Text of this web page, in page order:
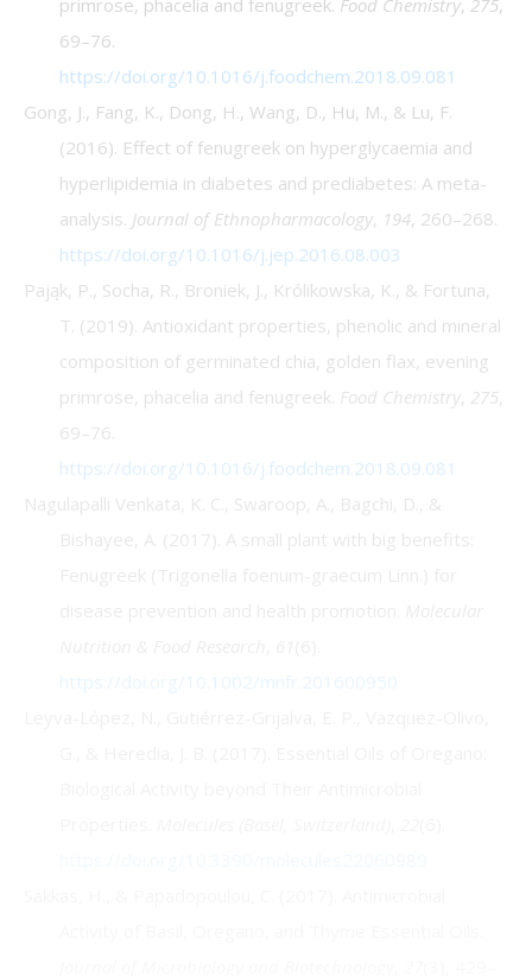
primrose, phacelia and fenugreek. Food Chemistry, 275,
69–76.
https://doi.org/10.1016/j.foodchem.2018.09.081
Gong, J., Fang, K., Dong, H., Wang, D., Hu, M., & Lu, F.
(2016). Effect of fenugreek on hyperglycaemia and
hyperlipidemia in diabetes and prediabetes: A meta-
analysis. Journal of Ethnopharmacology, 194, 260–268.
https://doi.org/10.1016/j.jep.2016.08.003
Pająk, P., Socha, R., Broniek, J., Królikowska, K., & Fortuna,
T. (2019). Antioxidant properties, phenolic and mineral
composition of germinated chia, golden flax, evening
primrose, phacelia and fenugreek. Food Chemistry, 275,
69–76.
https://doi.org/10.1016/j.foodchem.2018.09.081
Nagulapalli Venkata, K. C., Swaroop, A., Bagchi, D., &
https://doi.org/10.1002/mnfr.201600950